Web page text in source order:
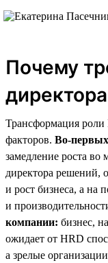
Почему
Трансформация роли
факторов. Во-
замедление роста во
директора решений,
и рост бизнеса, а на
и
компании: бизнес,
ожидает от HRD
а зрелые